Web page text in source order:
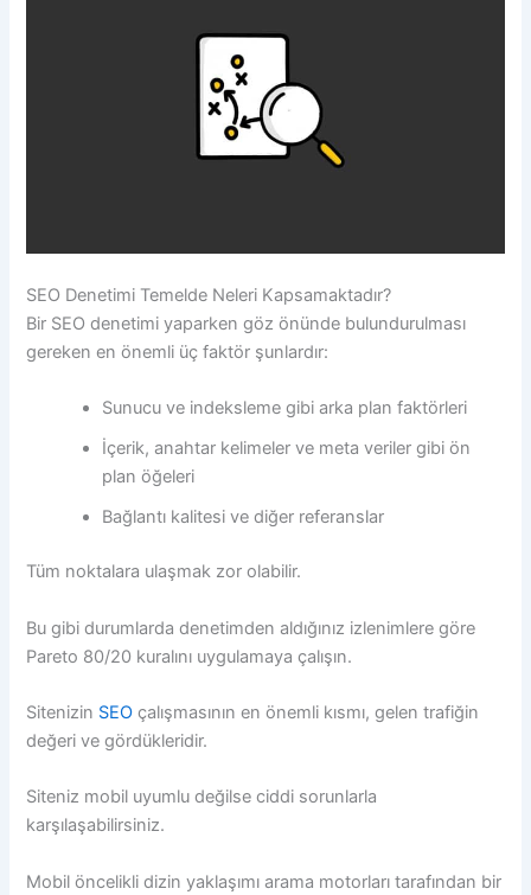
SEO Denetimi Temelde Neleri Kapsamaktadır?
Bir SEO denetimi yaparken göz önünde bulundurulması
gereken en önemli üç faktör şunlardır:
Sunucu ve indeksleme gibi arka plan faktörleri
İçerik, anahtar kelimeler ve meta veriler gibi ön
plan öğeleri
Bağlantı kalitesi ve diğer referanslar
Tüm noktalara ulaşmak zor olabilir.
Bu gibi durumlarda denetimden aldığınız izlenimlere göre
Pareto 80/20 kuralını uygulamaya çalışın.
Sitenizin SEO çalışmasının en önemli kısmı, gelen trafiğin
değeri ve gördükleridir.
Siteniz mobil uyumlu değilse ciddi sorunlarla
karşılaşabilirsiniz.
Mobil öncelikli dizin yaklaşımı arama motorları tarafından bir